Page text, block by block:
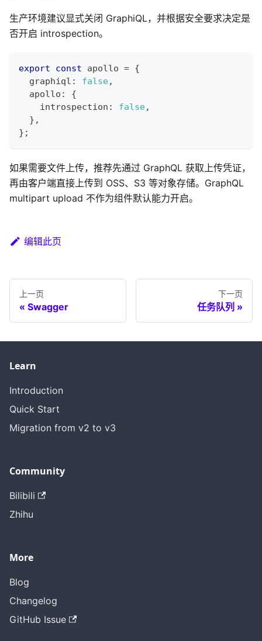
生产环境建议显式关闭 GraphiQL，并根据安全要求决定是
否开启 introspection。
export const apollo = {
  graphiql
: false,
  apollo
:
{
    introspection
: false,
} ,
} ;
如果需要文件上传，推荐先通过 GraphQL 获取上传凭证，
再由客户端直接上传到 OSS、S3 等对象存储。GraphQL
multipart upload 不作为组件默认能力开启。
编辑此页
上一页
Swagger
下一页
任务队列
Learn
Introduction
Quick Start
Migration from v2 to v3
Community
Bilibili
Zhihu
More
Blog
Changelog
GitHub Issue